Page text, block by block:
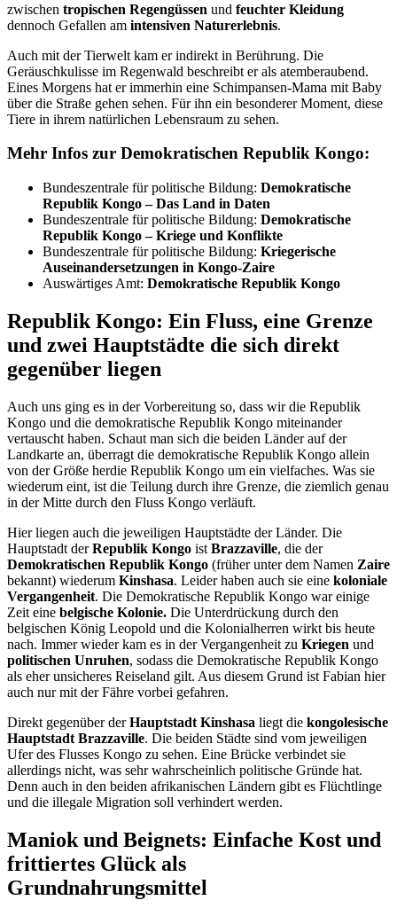
zwischen tropischen Regengüssen und feuchter Kleidung
dennoch Gefallen am intensiven Naturerlebnis.
Auch mit der Tierwelt kam er indirekt in Berührung. Die
Geräuschkulisse im Regenwald beschreibt er als atemberaubend.
Eines Morgens hat er immerhin eine Schimpansen-Mama mit Baby
über die Straße gehen sehen. Für ihn ein besonderer Moment, diese
Tiere in ihrem natürlichen Lebensraum zu sehen.
Mehr Infos zur Demokratischen Republik Kongo:
Bundeszentrale für politische Bildung: Demokratische
Republik Kongo – Das Land in Daten
Bundeszentrale für politische Bildung: Demokratische
Republik Kongo – Kriege und Konflikte
Bundeszentrale für politische Bildung: Kriegerische
Auseinandersetzungen in Kongo-Zaire
Auswärtiges Amt: Demokratische Republik Kongo
Republik Kongo: Ein Fluss, eine Grenze
und zwei Hauptstädte die sich direkt
gegenüber liegen
Auch uns ging es in der Vorbereitung so, dass wir die Republik
Kongo und die demokratische Republik Kongo miteinander
vertauscht haben. Schaut man sich die beiden Länder auf der
Landkarte an, überragt die demokratische Republik Kongo allein
von der Größe herdie Republik Kongo um ein vielfaches. Was sie
wiederum eint, ist die Teilung durch ihre Grenze, die ziemlich genau
in der Mitte durch den Fluss Kongo verläuft.
Hier liegen auch die jeweiligen Hauptstädte der Länder. Die
Hauptstadt derRepublik Kongo ist Brazzaville, die der
Demokratischen Republik Kongo (früher unter dem Namen Zaire
bekannt) wiederum Kinshasa. Leider haben auch sie eine koloniale
Vergangenheit. Die Demokratische Republik Kongo war einige
Zeit eine belgische Kolonie. Die Unterdrückung durch den
belgischen König Leopold und die Kolonialherren wirkt bis heute
nach. Immer wieder kam es in der Vergangenheit zu Kriegen und
politischen Unruhen, sodass die Demokratische Republik Kongo
als eher unsicheres Reiseland gilt. Aus diesem Grund ist Fabian hier
auch nur mit der Fähre vorbei gefahren.
Direkt gegenüber derHauptstadt Kinshasa liegt die kongolesische
Hauptstadt Brazzaville. Die beiden Städte sind vom jeweiligen
Ufer des Flusses Kongo zu sehen. Eine Brücke verbindet sie
allerdings nicht, was sehr wahrscheinlich politische Gründe hat.
Denn auch in den beiden afrikanischen Ländern gibt es Flüchtlinge
und die illegale Migration soll verhindert werden.
Maniok und Beignets: Einfache Kost und
frittiertes Glück als
Grundnahrungsmittel